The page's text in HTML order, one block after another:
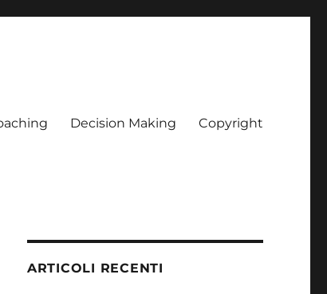
Decision Making Copyright
ARTICOLI RECENTI